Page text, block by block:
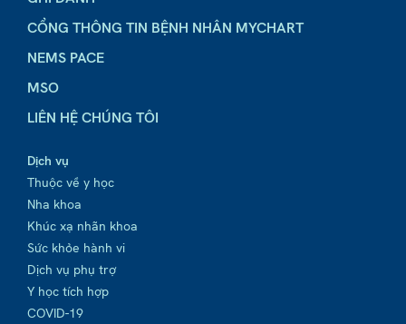
CỔNG THÔNG TIN BỆNH NHÂN MYCHART
NEMS PACE
MSO
LIÊN HỆ CHÚNG TÔI
Dịch vụ
Thuộc về y học
Nha khoa
Khúc xạ nhãn khoa
Sức khỏe hành vi
Dịch vụ phụ trợ
Y học tích hợp
COVID-19